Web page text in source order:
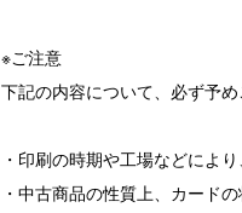
※ご注意
下記の内容について、必ず予
・印刷の時期や工場などによ
・中古商品の性質上、カード